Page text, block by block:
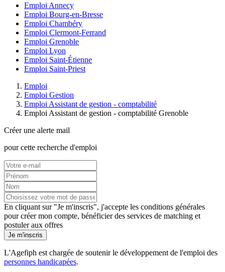
Emploi Annecy
Emploi Bourg-en-Bresse
Emploi Chambéry
Emploi Clermont-Ferrand
Emploi Grenoble
Emploi Lyon
Emploi Saint-Étienne
Emploi Saint-Priest
Emploi
Emploi Gestion
Emploi Assistant de gestion - comptabilité
Emploi Assistant de gestion - comptabilité Grenoble
Créer une alerte mail
pour cette recherche d'emploi
En cliquant sur "Je m'inscris", j'accepte les conditions générales
pour créer mon compte, bénéficier des services de matching et
postuler aux offres
Je m'inscris
L'Agefiph est chargée de soutenir le développement de l'emploi des
personnes handicapées.